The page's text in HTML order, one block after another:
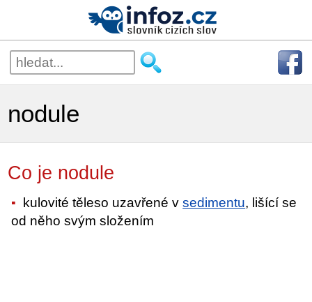
nodule
Co je nodule
kulovité těleso uzavřené vsedimentu, lišící se
od něho svým složením